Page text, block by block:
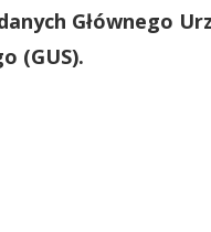
Głównego
(GUS).